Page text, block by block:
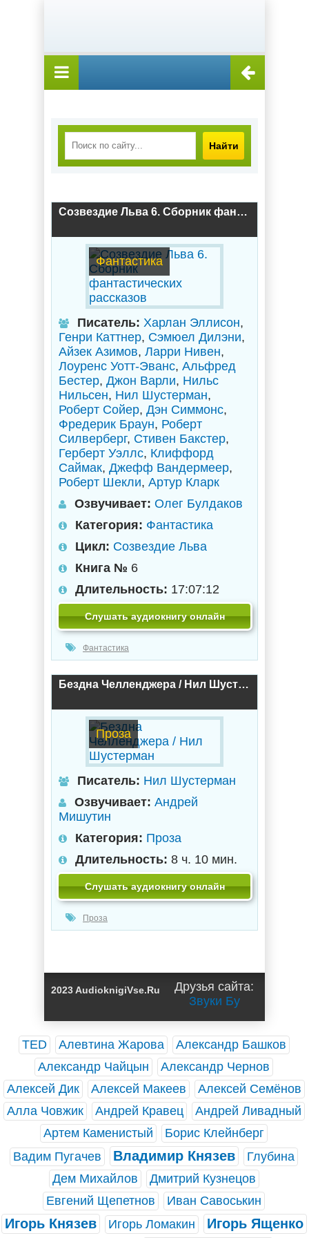
Найти
Созвездие Льва 6. Сборник фантастических рассказов
Фантастика
Писатель: Харлан Эллисон,
Генри Каттнер, Сэмюел Дилэни,
Айзек Азимов, Ларри Нивен,
Лоуренс Уотт-Эванс, Альфред
Бестер, Джон Варли, Нильс
Нильсен, Нил Шустерман,
Роберт Сойер, Дэн Симмонс,
Фредерик Браун, Роберт
Силверберг, Стивен Бакстер,
Герберт Уэллс, Клиффорд
Саймак, Джефф Вандермеер,
Роберт Шекли, Артур Кларк
Озвучивает: Олег Булдаков
Категория: Фантастика
Цикл: Созвездие Льва
Книга № 6
Длительность: 17:07:12
Слушать аудиокнигу онлайн
Фантастика
Бездна Челленджера / Нил Шустерман
Проза
Писатель: Нил Шустерман
Озвучивает: Андрей
Мишутин
Категория: Проза
Длительность: 8 ч. 10 мин.
Слушать аудиокнигу онлайн
Проза
2023 AudioknigiVse.Ru
Друзья сайта:
Звуки Бу
TED Алевтина Жарова
Александр Башков
Александр Чайцын
Александр Чернов
Алексей Дик
Алексей Макеев
Алексей Семёнов
Алла Човжик
Андрей Кравец
Андрей Ливадный
Артем Каменистый
Борис Клейнберг
Вадим Пугачев
Владимир Князев
Глубина
Дем Михайлов
Дмитрий Кузнецов
Евгений Щепетнов
Иван Савоськин
Игорь Князев Игорь Ломакин Игорь Ященко